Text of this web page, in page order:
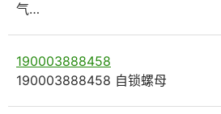
气…
190003888458
190003888458 自锁螺母